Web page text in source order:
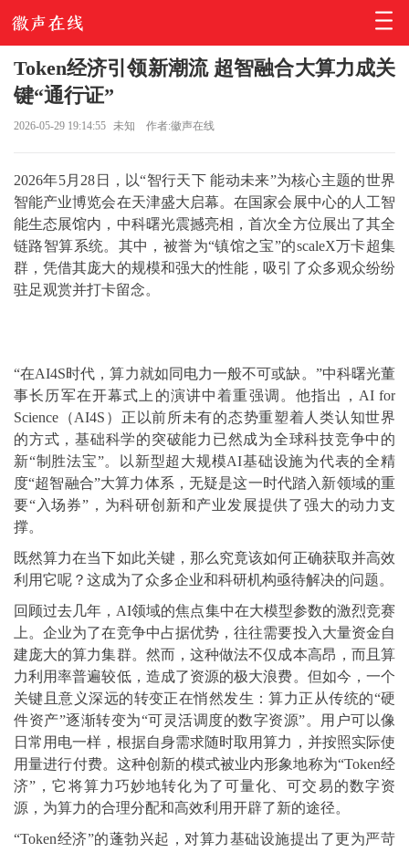
Token经济引领新潮流 超智融合大算力成关
键“通行证”
2026-05-29 19:14:55 未知 作者:徽声在线
2026年5月28日，以“智行天下 能动未来”为核心主题的世界
智能产业博览会在天津盛大启幕。在国家会展中心的人工智
能生态展馆内，中科曙光震撼亮相，首次全方位展出了其全
链路智算系统。其中，被誉为“镇馆之宝”的scaleX万卡超集
群，凭借其庞大的规模和强大的性能，吸引了众多观众纷纷
驻足观赏并打卡留念。
“在AI4S时代，算力就如同电力一般不可或缺。”中科曙光董
事长历军在开幕式上的演讲中着重强调。他指出，AI for
Science（AI4S）正以前所未有的态势重塑着人类认知世界
的方式，基础科学的突破能力已然成为全球科技竞争中的
新“制胜法宝”。以新型超大规模AI基础设施为代表的全精
度“超智融合”大算力体系，无疑是这一时代踏入新领域的重
要“入场券”，为科研创新和产业发展提供了强大的动力支
撑。
既然算力在当下如此关键，那么究竟该如何正确获取并高效
利用它呢？这成为了众多企业和科研机构亟待解决的问题。
回顾过去几年，AI领域的焦点集中在大模型参数的激烈竞赛
上。企业为了在竞争中占据优势，往往需要投入大量资金自
建庞大的算力集群。然而，这种做法不仅成本高昂，而且算
力利用率普遍较低，造成了资源的极大浪费。但如今，一个
关键且意义深远的转变正在悄然发生：算力正从传统的“硬
件资产”逐渐转变为“可灵活调度的数字资源”。用户可以像
日常用电一样，根据自身需求随时取用算力，并按照实际使
用量进行付费。这种创新的模式被业内形象地称为“Token经
济”，它将算力巧妙地转化为了可量化、可交易的数字资
源，为算力的合理分配和高效利用开辟了新的途径。
“Token经济”的蓬勃兴起，对算力基础设施提出了更为严苛